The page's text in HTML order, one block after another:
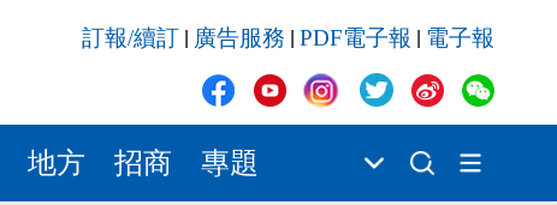
訂報/續訂 廣告服務 PDF電子報 電子報
地方 招商 專題